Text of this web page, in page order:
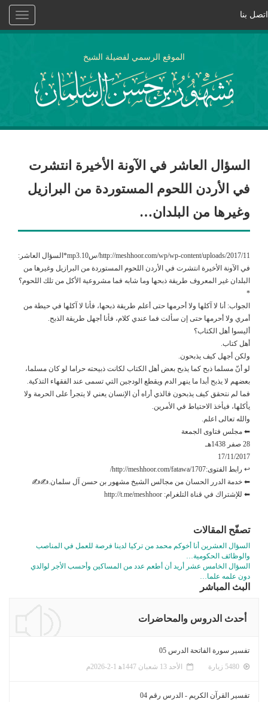
Toggle
اتصل بنا
الموقع الرسمي لفضيلة الشيخ
السؤال العاشر في الآونة الأخيرة انتشرت
في الأردن اللحوم المستوردة من البرازيل
وغيرها من البلدان…
http://meshhoor.com/wp/wp-content/uploads/2017/11/س10.mp3*السؤال العاشر:
في الآونة الأخيرة انتشرت في الأردن اللحوم المستوردة من البرازيل وغيرها من
البلدان غير المعروف طريقة ذبحها وما شابه فما مشروعية الأكل من تلك اللحوم؟
*
الجواب: أنا لا آكلها ولا أحرمها حتى أعلم طريقة ذبحها، فأنا لا آكلها في حيطة من
أمري ولا أحرمها حتى إن سألت فما عندي كلام، فأنا أجهل طريقة الذبح.
أليسوا أهل الكتاب؟
أهل كتاب.
ولكن أجهل كيف يذبحون.
لو أنّ مسلما ذبح كما يذبح بعض أهل الكتاب لكانت ذبيحته حراما لو كان مسلما،
بعضهم لا يذبح أبدا ما ينهر الدم ويقطع الودجين التي تسمى عند الفقهاء التذكية.
فما لم نتحقق كيف يذبحون فالذي أراه أن الإنسان يعني لا يتجرأ على الحرمة ولا
يأكلها، فيأخذ الاحتياط في الأمرين.
والله تعالى اعلم.
⬅ مجلس فتاوى الجمعة
28 صفر 1438هـ
17/11/2017
↩ رابط الفتوى:http://meshhoor.com/fatawa/1707/
⬅ خدمة الدرر الحسان من مجالس الشيخ مشهور بن حسن آل سلمان.✍✍
⬅ للإشتراك في قناة التلغرام: http://t.me/meshhoor
تصفّح المقالات
السؤال العشرين أنا أخوكم محمد من تركيا لدينا فرصة للعمل في المناصب
والوظائف الحكومية…
السؤال الخامس عشر أريد أن أطعم عدد من المساكين وأحسب الأجر لوالدي
دون علمه علما…
البث المباشر
أحدث الدروس والمحاضرات
تفسير سورة الفاتحة الدرس 05
الأحد 13 شعبان 1447ﻫ 1-2-2026م
تفسير القرآن الكريم - الدرس رقم 04